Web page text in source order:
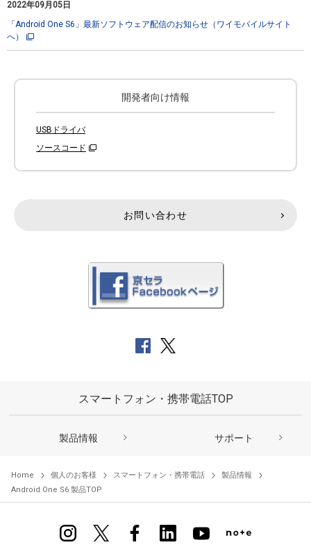
2022年09月05日
「Android One S6」最新ソフトウェア配信のお知らせ（ワイモバイルサイト
へ）
開発者向け情報
USBドライバ
ソースコード
お問い合わせ
スマートフォン・携帯電話TOP
製品情報 サポート
Home 個人のお客様 スマートフォン・携帯電話
製品情報
Android One S6 製品TOP